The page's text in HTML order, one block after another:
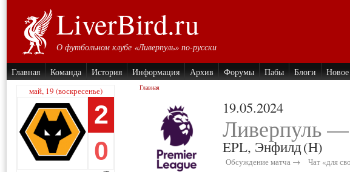
LiverBird.ru
О футбольном клубе «Ливерпуль» по-русски
Главная Команда История Информация Архив Форумы Пабы Блоги Новое
май, 19 (воскресенье)
2
0
Главная
19.05.2024
Ливерпуль
EPL, Энфилд(H)
Обсуждение матча → Чат «для